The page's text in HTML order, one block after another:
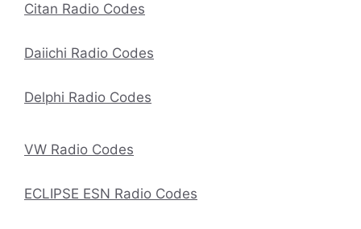
Citan Radio Codes
Daiichi Radio Codes
Delphi Radio Codes
VW Radio Codes
ECLIPSE ESN Radio Codes